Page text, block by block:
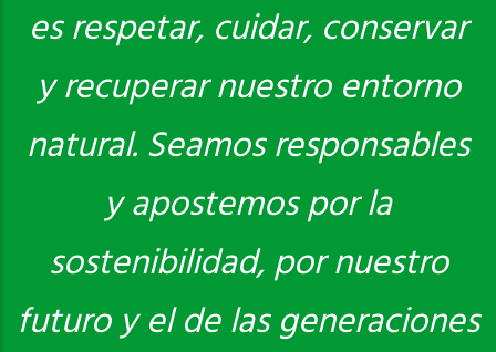
es respetar, cuidar, conservar
y recuperar nuestro entorno
natural. Seamos responsables
y apostemos por la
sostenibilidad, por nuestro
futuro y el de las generaciones